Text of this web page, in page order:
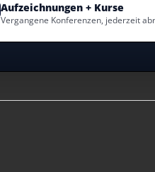
Aufzeichnungen + Kurse
Vergangene Konferenzen, jederzeit